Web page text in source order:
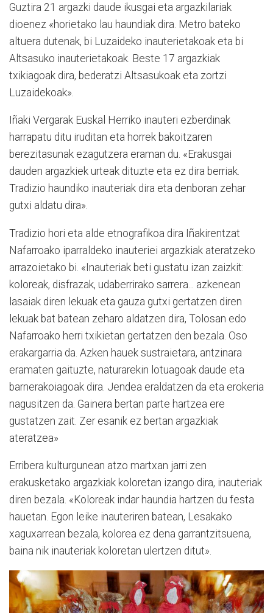
Guztira 21 argazki daude ikusgai eta argazkilariak
dioenez «horietako lau haundiak dira. Metro bateko
altuera dutenak, bi Luzaideko inauterietakoak eta bi
Altsasuko inauterietakoak. Beste 17 argazkiak
txikiagoak dira, bederatzi Altsasukoak eta zortzi
Luzaidekoak».
Iñaki Vergarak Euskal Herriko inauteri ezberdinak
harrapatu ditu iruditan eta horrek bakoitzaren
berezitasunak ezagutzera eraman du. «Erakusgai
dauden argazkiek urteak dituzte eta ez dira berriak.
Tradizio haundiko inauteriak dira eta denboran zehar
gutxi aldatu dira».
Tradizio hori eta alde etnografikoa dira Iñakirentzat
Nafarroako iparraldeko inauteriei argazkiak ateratzeko
arrazoietako bi. «Inauteriak beti gustatu izan zaizkit:
koloreak, disfrazak, udaberrirako sarrera... azkenean
lasaiak diren lekuak eta gauza gutxi gertatzen diren
lekuak bat batean zeharo aldatzen dira, Tolosan edo
Nafarroako herri txikietan gertatzen den bezala. Oso
erakargarria da. Azken hauek sustraietara, antzinara
eramaten gaituzte, naturarekin lotuagoak daude eta
barnerakoiagoak dira. Jendea eraldatzen da eta erokeria
nagusitzen da. Gainera bertan parte hartzea ere
gustatzen zait. Zer esanik ez bertan argazkiak
ateratzea»
Erribera kulturgunean atzo martxan jarri zen
erakusketako argazkiak koloretan izango dira, inauteriak
diren bezala. «Koloreak indar haundia hartzen du festa
hauetan. Egon leike inauteriren batean, Lesakako
xaguxarrean bezala, kolorea ez dena garrantzitsuena,
baina nik inauteriak koloretan ulertzen ditut».